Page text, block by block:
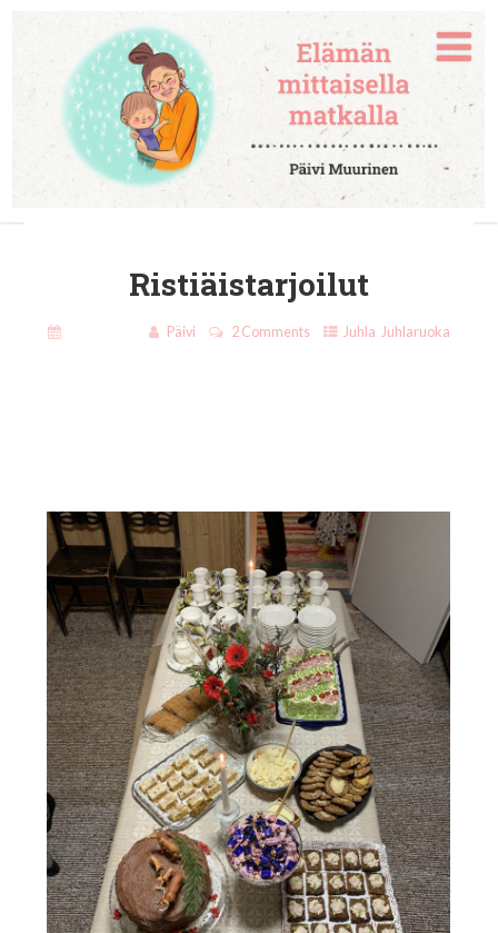
Ristiäistarjoilut
Päivi 2 Comments Juhla Juhlaruoka